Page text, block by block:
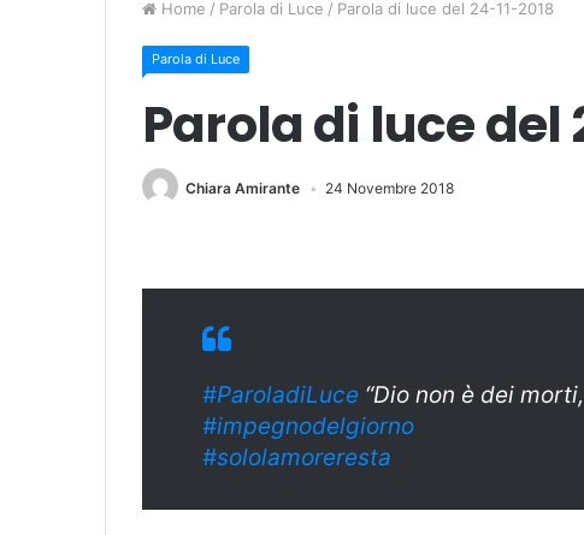
Home / Parola di Luce / Parola di luce del 24-11-2018
Parola di Luce
Parola di luce del
Chiara Amirante 24 Novembre 2018
#ParoladiLuce “Dio non è dei
#impegnodelgiorno
#sololamoreresta